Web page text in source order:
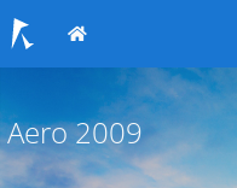
Aero 2009